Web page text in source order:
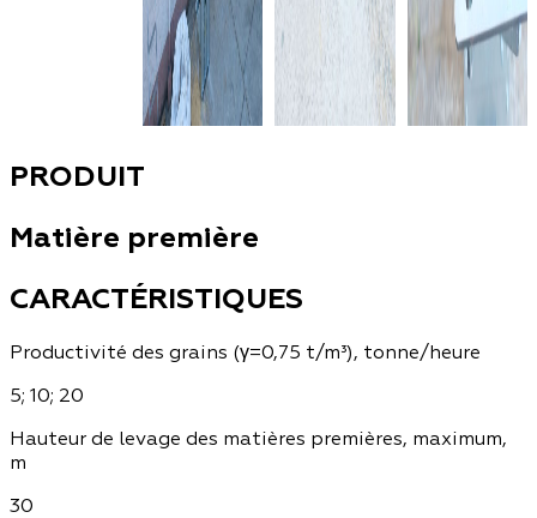
PRODUIT
Matière première
CARACTÉRISTIQUES
Productivité des grains (γ=0,75 t/m³), tonne/heure
5; 10; 20
Hauteur de levage des matières premières, maximum,
m
30